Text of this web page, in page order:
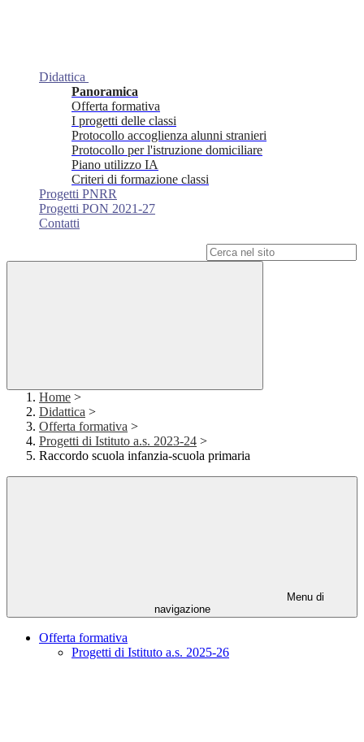
Didattica
Panoramica
Offerta formativa
I progetti delle classi
Protocollo accoglienza alunni stranieri
Protocollo per l'istruzione domiciliare
Piano utilizzo IA
Criteri di formazione classi
Progetti PNRR
Progetti PON 2021-27
Contatti
Home >
Didattica >
Offerta formativa >
Progetti di Istituto a.s. 2023-24 >
Raccordo scuola infanzia-scuola primaria
Menu di
navigazione
Offerta formativa
Progetti di Istituto a.s. 2025-26